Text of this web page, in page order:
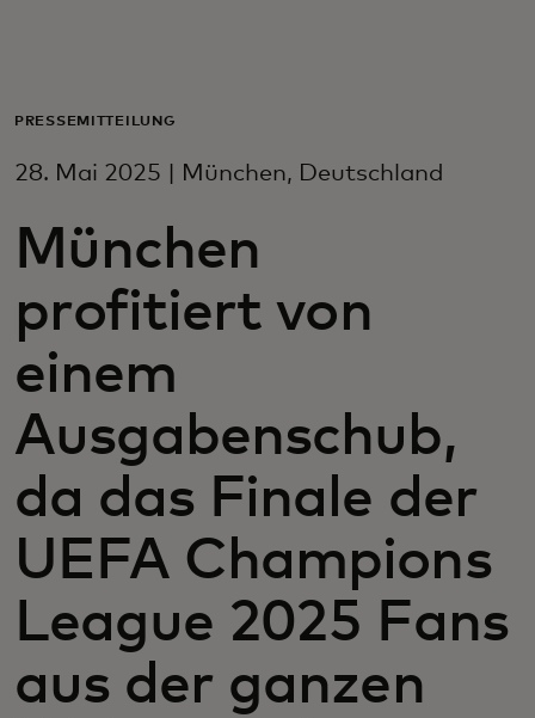
Für Unternehmen
Für Innovatoren
Neuigkeiten und Trends
PRESSEMITTEILUNG
28. Mai 2025 | München, Deutschland
München
profitiert von
einem
Ausgabenschub,
da das Finale der
UEFA Champions
League 2025 Fans
aus der ganzen